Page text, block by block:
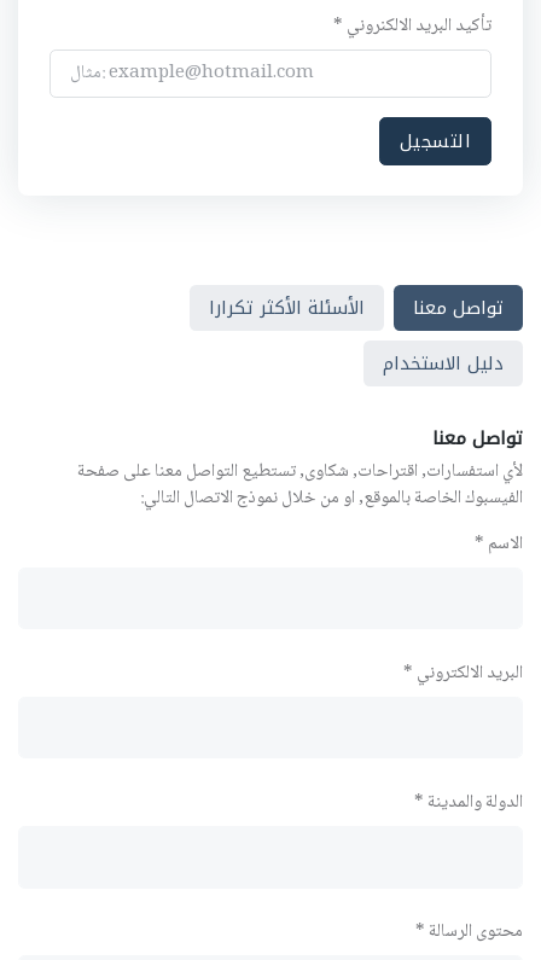
تأكيد البريد الالكنروني *
تواصل معنا
الأسئلة الأكثر تكرارا
دليل الاستخدام
تواصل معنا
لأي استفسارات, اقتراحات, شكاوى, تستطيع التواصل معنا على صفحة
الفيسبوك الخاصة بالموقع, او من خلال نموذج الاتصال التالي:
الاسم *
البريد الالكتروني *
الدولة والمدينة *
محتوى الرسالة *